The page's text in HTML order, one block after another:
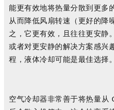
能更有效地将热量分散到更多
从而降低风扇转速（更好的降
之，它更有效，且往往更安静
或者对更安静的解决方案感兴
程，液体冷却可能是最佳选择。
空气冷却器非常善于将热量从